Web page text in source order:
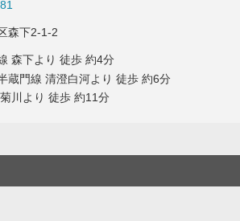
森下2-1-2
森下より 徒歩 約4分
蔵門線 清澄白河より 徒歩 約6分
川より 徒歩 約11分